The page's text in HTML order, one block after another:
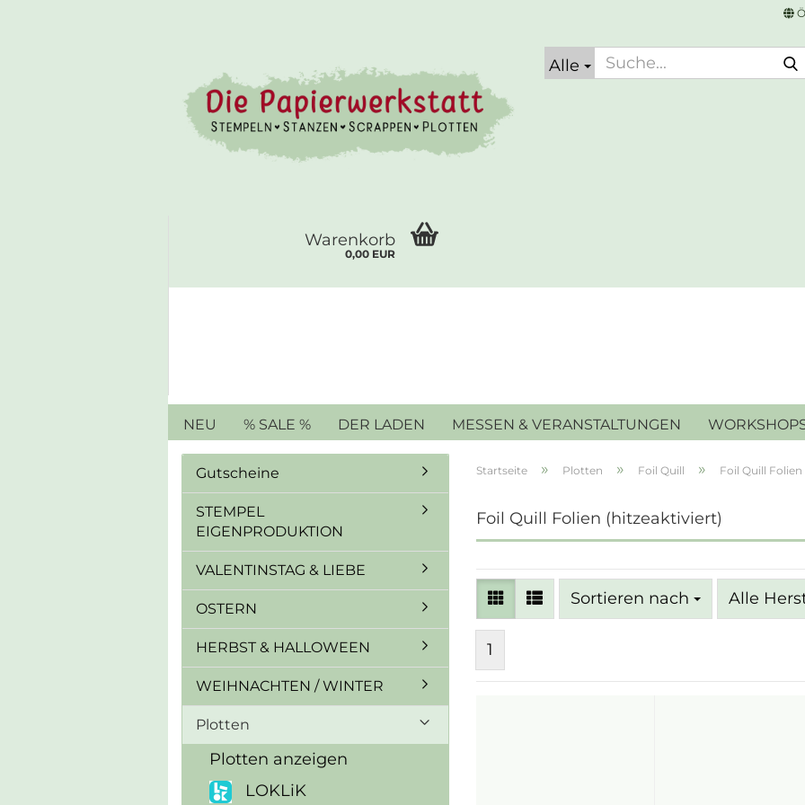
Alle
Warenkorb
0,00 EUR
NEU % SALE % DER LADEN MESSEN & VERANSTALTUNGEN
Startseite » Plotten » Foil Quill » Foil Quill
Foil Quill Folien (hitzeaktiviert)
Sortieren nach
Sortieren nach Alle
1
Gutscheine
STEMPEL
EIGENPRODUKTION
VALENTINSTAG & LIEBE
OSTERN
HERBST & HALLOWEEN
WEIHNACHTEN / WINTER
Plotten
Plotten anzeigen
LOKLiK